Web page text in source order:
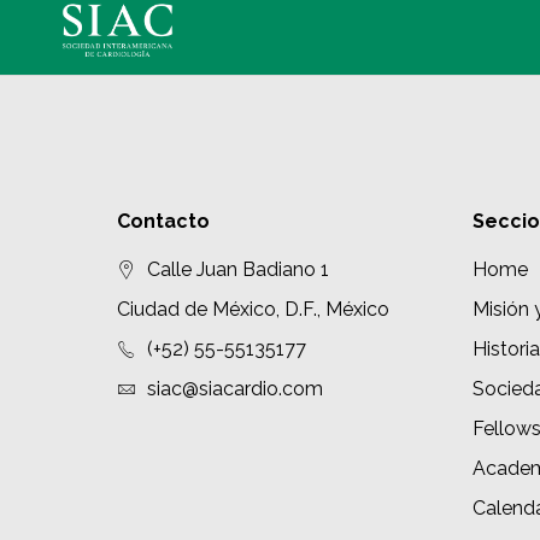
Contacto
Calle Juan Badiano 1
Ciudad de México, D.F., México
(+52) 55-55135177
siac@siacardio.com
Home
Misión
Historia
Fellows